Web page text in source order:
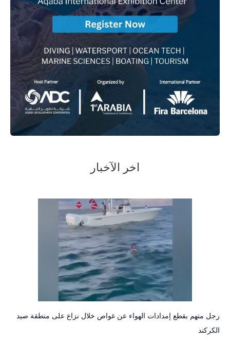
اخر الآخبار
رجل متهم بقطع إمدادات الهواء عن غواص خلال نزاع على منطقة صيد
الكركند